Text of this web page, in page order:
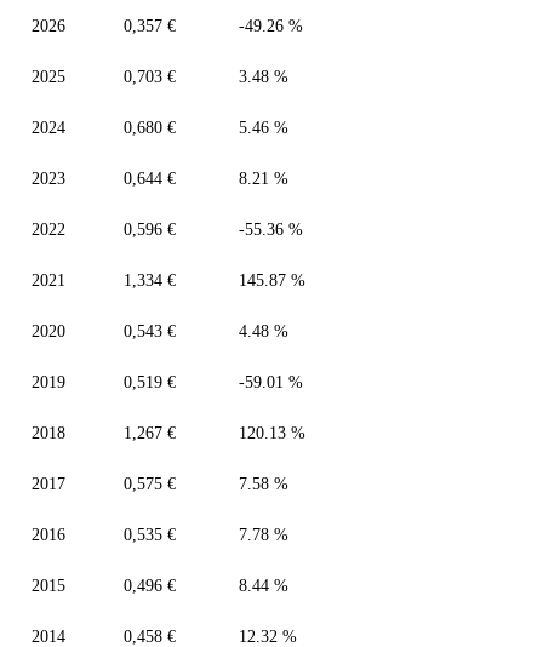
2026 0,357 € -49.26 %
2025 0,703 € 3.48 %
2024 0,680 € 5.46 %
2023 0,644 € 8.21 %
2022 0,596 € -55.36 %
2021 1,334 € 145.87 %
2020 0,543 € 4.48 %
2019 0,519 € -59.01 %
2018 1,267 € 120.13 %
2017 0,575 € 7.58 %
2016 0,535 € 7.78 %
2015 0,496 € 8.44 %
2014 0,458 € 12.32 %